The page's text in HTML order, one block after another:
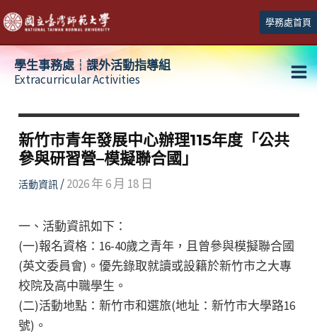
跳
至
主
學務處首頁
學生事務處┆課外活動指導組
Extracurricular Activities
新竹市青年發展中心辦理115年度「公共
參與研習營–模擬聯合國」
活動資訊/2026 年 6 月 18 日
一、活動資訊如下：
(一)報名資格：16-40歲之青年，且曾參與模擬聯合國
(英文委員會)。優先錄取就讀或設籍於新竹市之大專
校院及高中職學生。
(二)活動地點：新竹市和選旅(地址：新竹市大學路16
號)。